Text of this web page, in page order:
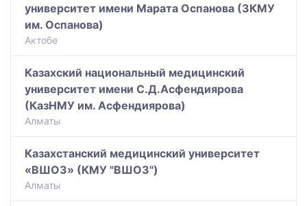
университет имени Марата Оспанова (ЗКМУ
им. Оспанова)
Актобе
Казахский национальный медицинский
университет имени С.Д.Асфендиярова
(КазНМУ им. Асфендиярова)
Алматы
Казахстанский медицинский университет
«ВШОЗ» (КМУ "ВШОЗ")
Алматы